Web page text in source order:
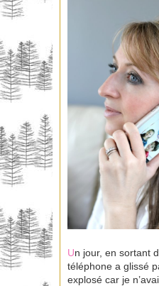
Un jour, en sortant
téléphone a glissé
explosé car je